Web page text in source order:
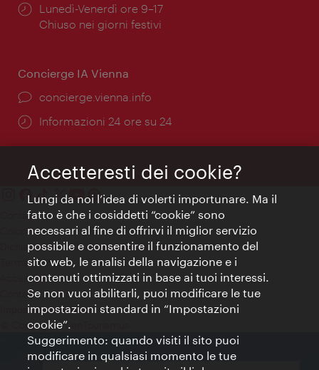
Orari
di
Lunedì-Venerdì ore 9–17
Chiuso nei giorni festivi
Concierge IA Vienna
Ort:
concierge.vienna.info
Öffnungszeiten:
Informazioni 24 ore su 24
Contatti
Colophon
Dichiarazione sulla protezione dei dati
Terms of Use
Accessibilità
Contatto stampa
Impostazioni cookie
© Copyright WienTourismus
Accetteresti dei cookie?
Lungi da noi l’idea di volerti importunare. Ma il
fatto è che i cosiddetti “cookie” sono
necessari al fine di offrirvi il miglior servizio
possibile e consentire il funzionamento del
sito web, le analisi della navigazione e i
contenuti ottimizzati in base ai tuoi interessi.
Se non vuoi abilitarli, puoi modificare le tue
impostazioni standard in “Impostazioni
cookie”.
Suggerimento: quando visiti il sito puoi
modificare in qualsiasi momento le tue